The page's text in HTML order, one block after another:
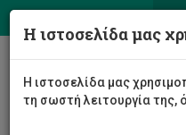
Η ιστοσελίδα μας
Η ιστοσελίδα μας
τη σωστή λειτουργία της,